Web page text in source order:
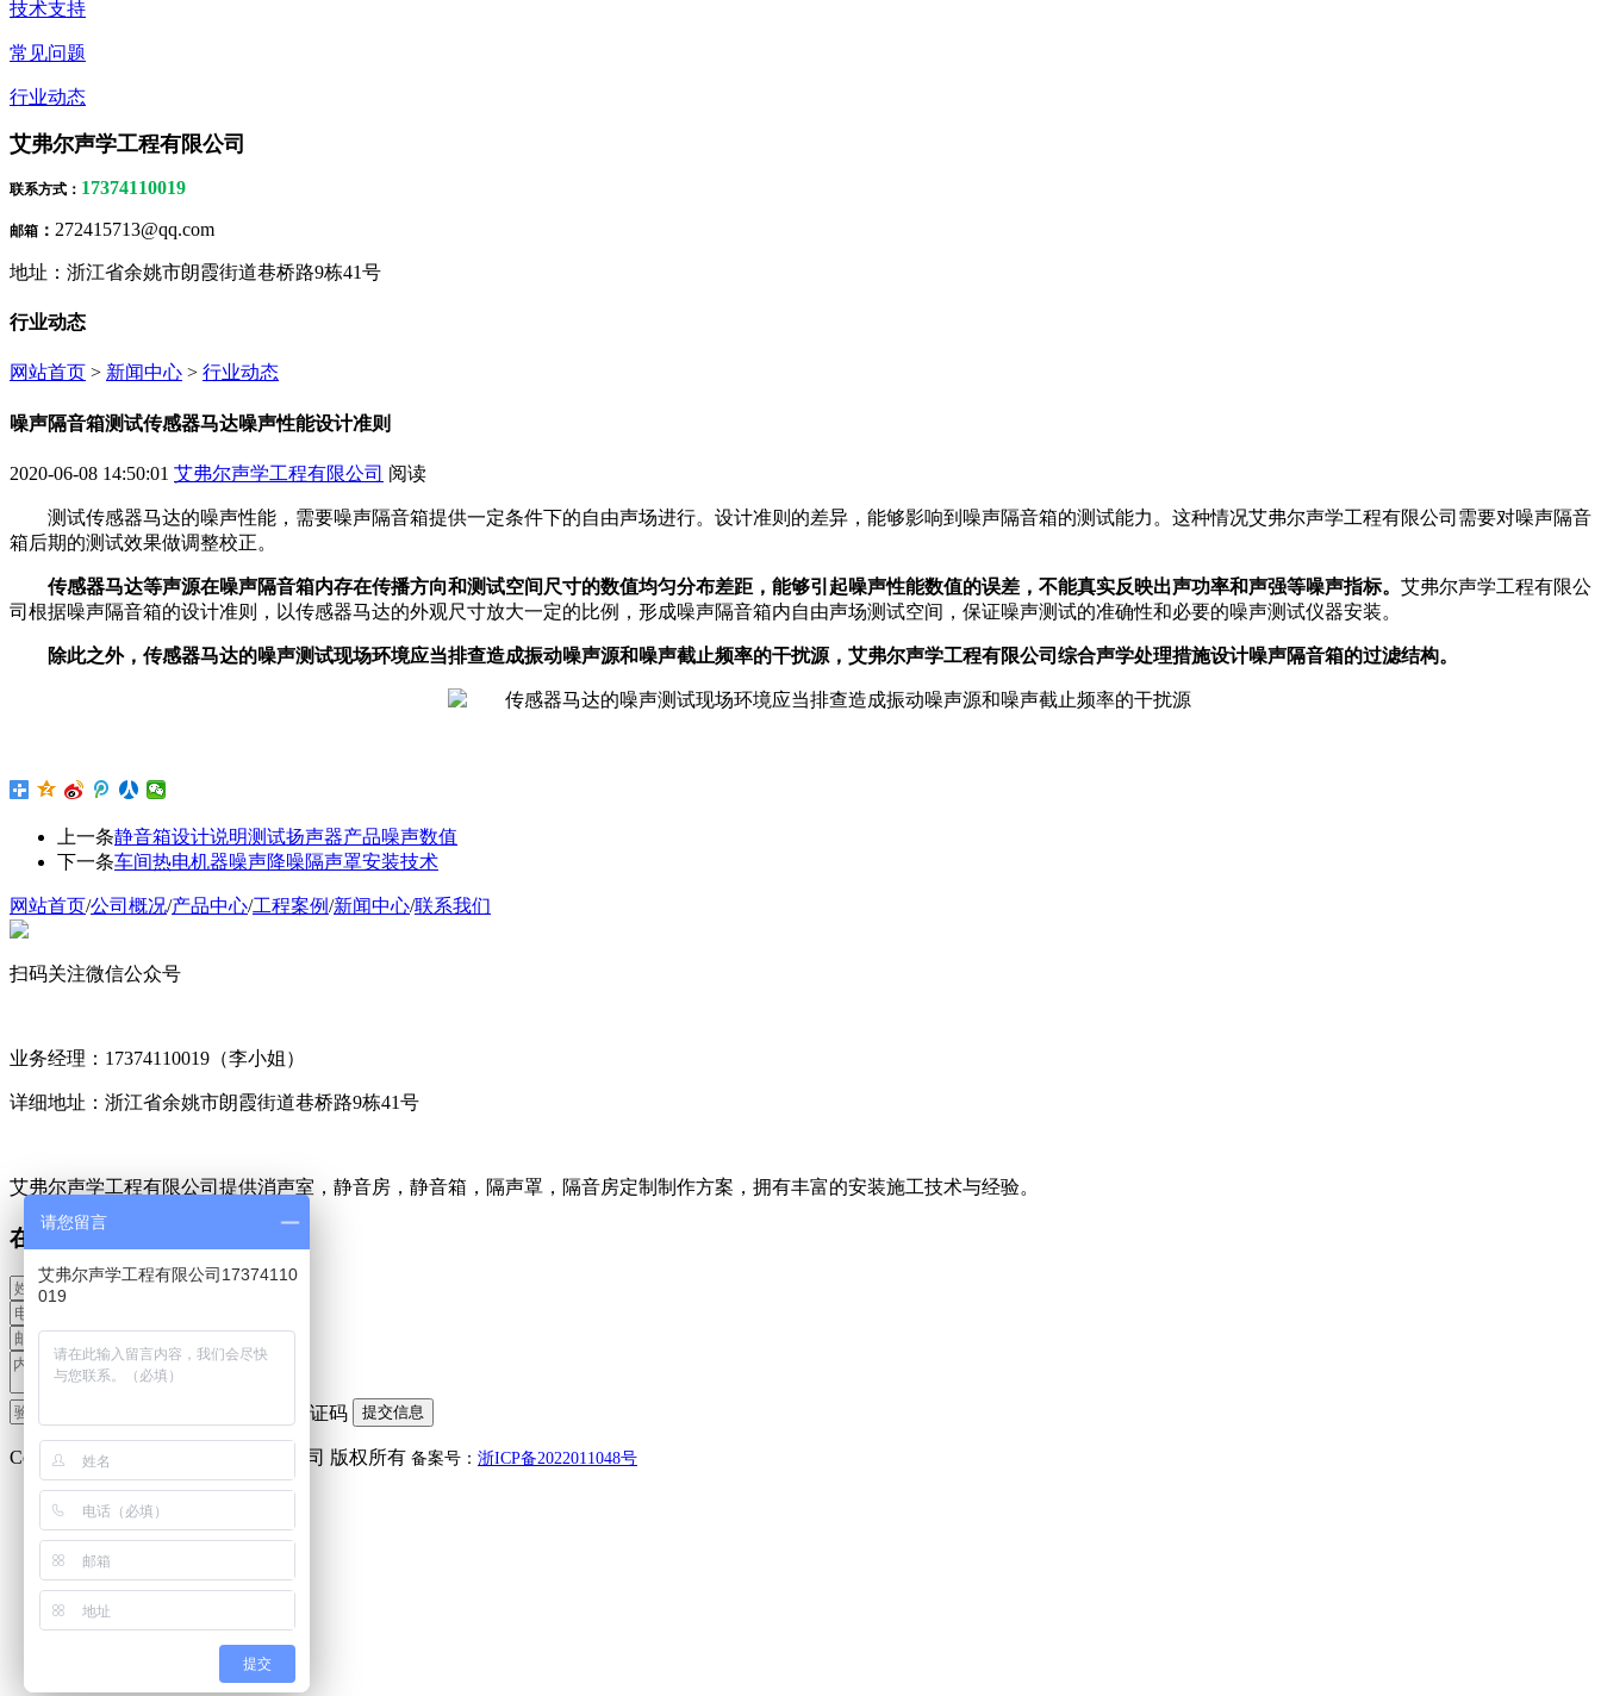
技术支持
常见问题
行业动态
艾弗尔声学工程有限公司
联系方式 ： 17374110019
邮箱 ： 272415713@qq.com
地址：浙江省余姚市朗霞街道巷桥路9栋41号
行业动态
网站首页 > 新闻中心 > 行业动态
噪声隔音箱测试传感器马达噪声性能设计准则
2020-06-08 14:50:01 艾弗尔声学工程有限公司 阅读
测试传感器马达的噪声性能，需要噪声隔音箱提供一定条件下的自由声场进行。设计准则的差异，能够影响到噪声隔音箱的测试能力。这种情况艾弗尔声学工程有限公司需要对噪声隔音
箱后期的测试效果做调整校正。
传感器马达等声源在噪声隔音箱内存在传播方向和测试空间尺寸的数值均匀分布差距，能够引起噪声性能数值的误差，不能真实反映出声功率和声强等噪声指标。 艾弗尔声学工程有限公
司根据噪声隔音箱的设计准则，以传感器马达的外观尺寸放大一定的比例，形成噪声隔音箱内自由声场测试空间，保证噪声测试的准确性和必要的噪声测试仪器安装。
除此之外，传感器马达的噪声测试现场环境应当排查造成振动噪声源和噪声截止频率的干扰源，艾弗尔声学工程有限公司综合声学处理措施设计噪声隔音箱的过滤结构。
上一条静音箱设计说明测试扬声器产品噪声数值
下一条车间热电机器噪声降噪隔声罩安装技术
网站首页/公司概况/产品中心/工程案例/新闻中心/联系我们
扫码关注微信公众号
业务经理：17374110019（李小姐）
详细地址：浙江省余姚市朗霞街道巷桥路9栋41号
艾弗尔声学工程有限公司提供消声室，静音房，静音箱，隔声罩，隔音房定制制作方案，拥有丰富的安装施工技术与经验。
在线留言
Copyright(C) 艾弗尔声学工程有限公司 版权所有 备案号： 浙ICP备2022011048号
微信咨询
李小姐：
17374110019
请您留言
艾弗尔声学工程有限公司17374110
019
提交